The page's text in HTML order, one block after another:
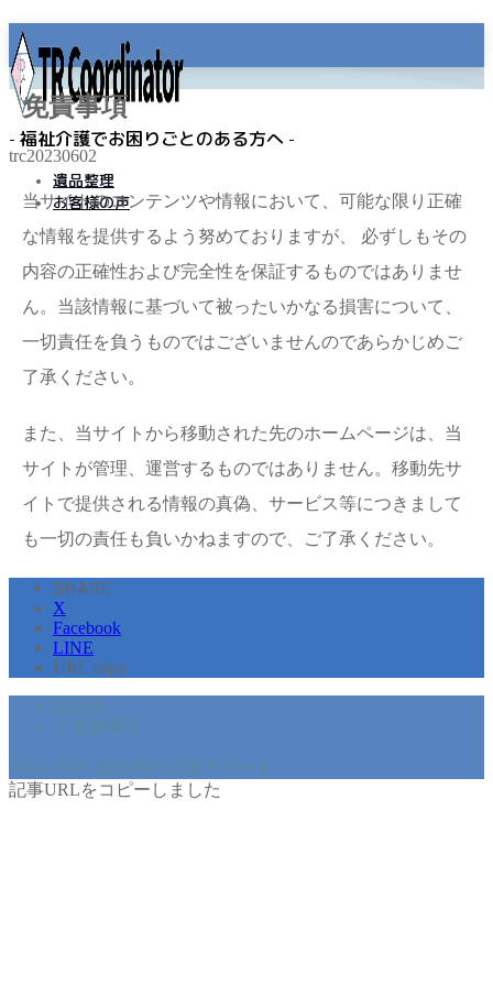
- 福祉介護でお困りごとのある方へ -
遺品整理
お客様の声
MENU
事業所名
プライバシーポリシー
免責事項
遺品整理
老人ホーム
免責事項
trc20230602
当サイトのコンテンツや情報において、可能な限り正確
な情報を提供するよう努めておりますが、 必ずしもその
内容の正確性および完全性を保証するものではありませ
ん。当該情報に基づいて被ったいかなる損害について、
一切責任を負うものではございませんのであらかじめご
了承ください。
また、当サイトから移動された先のホームページは、当
サイトが管理、運営するものではありません。移動先サ
イトで提供される情報の真偽、サービス等につきまして
も一切の責任も負いかねますので、ご了承ください。
SHARE
X
Facebook
LINE
URL copy
HOME
＞ 免責事項
2023–2026 総合福祉支援サポート
記事URLをコピーしました